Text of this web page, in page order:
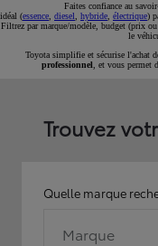
Faites confiance au
idéal (essence diesel hybride électrique)
Filtrez par marque/modèle, budget (prix
le
Toyota simplifie et sécurise l'achat
professionnel , et vous permet
Trouvez
Quelle marque
Marque